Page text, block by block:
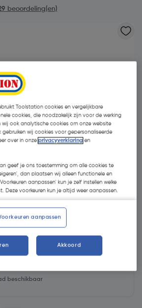
beoordeling(en)
€ 7,69
- Bekijk voorraadniveaus en haal binnen 10
beschikbaar
Toolstation cookies en vergelijkbare
cookies, die noodzakelijk zijn voor de werking
ook analytische cookies om onze website
gebruiken wij cookies voor gepersonaliseerde
over in onzeprivacyverklaring en
geef je ons toestemming om alle cookies te
dan plaatsen wij alleen functionele en
aanpassen' kun je zelf instellen welke
Deze voorkeuren kun je altijd weer aanpassen.
aanpassen
Akkoord